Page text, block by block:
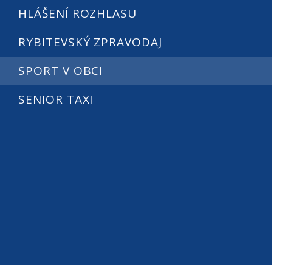
HLÁŠENÍ ROZHLASU
RYBITEVSKÝ ZPRAVODAJ
SPORT V OBCI
SENIOR TAXI